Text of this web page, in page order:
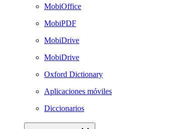
MobiOffice
MobiPDF
MobiDrive
MobiDrive
Oxford Dictionary
Aplicaciones móviles
Diccionarios